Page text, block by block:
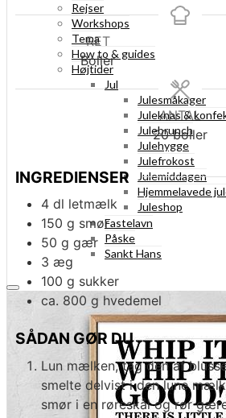
Rejser
Workshops
Tema
How to & guides
Højtider
Jul
Julesmåkager
Juleknas &
Julebrunch
Julehygge
Julefrokost
Julemiddagen
Hjemmelavede
Juleshop
Fastelavn
Påske
Sankt Hans
RET
Boller
ANTAL
20 boller
INGREDIENSER
4 dl letmælk
150 g smør
50 g gær
3 æg
100 g sukker
ca. 800 g hvedemel
SÅDAN GØR DU
Lun mælken, tag den af
smelte delvist i den lune
smør i en røreskål og rør